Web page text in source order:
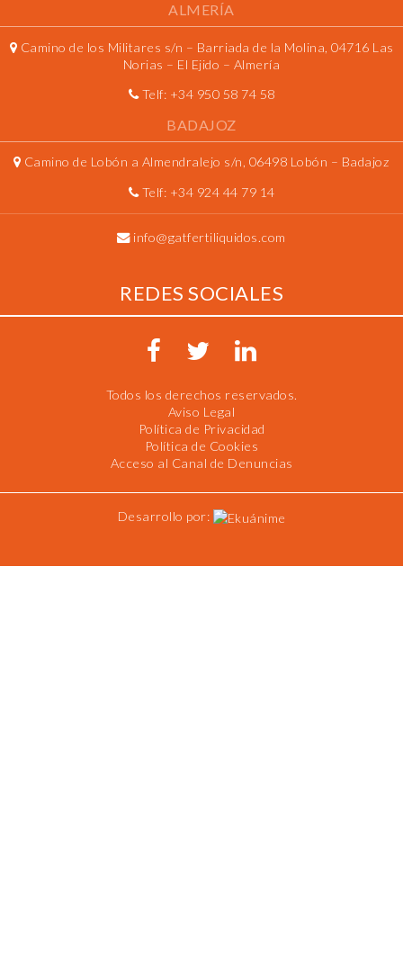
ALMERÍA
Camino de los Militares s/n – Barriada de la Molina, 04716 Las
Norias – El Ejido – Almería
Telf: +34 950 58 74 58
BADAJOZ
Camino de Lobón a Almendralejo s/n, 06498 Lobón – Badajoz
Telf: +34 924 44 79 14
info@gatfertiliquidos.com
REDES SOCIALES
Todos los derechos reservados.
Aviso Legal
Política de Privacidad
Política de Cookies
Acceso al Canal de Denuncias
Desarrollo por: